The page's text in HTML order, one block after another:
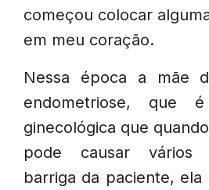
começou colocar
em meu coração.
Nessa época a mãe
endometriose, que
ginecológica que
pode causar vários
barriga da paciente, ela